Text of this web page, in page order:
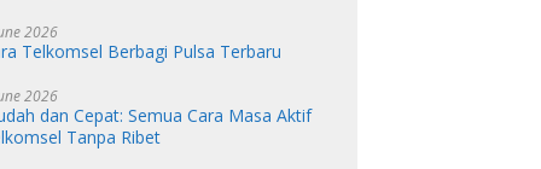
2026
Telkomsel Berbagi Pulsa Terbaru
2026
dan Cepat: Semua Cara Masa Aktif
Tanpa Ribet